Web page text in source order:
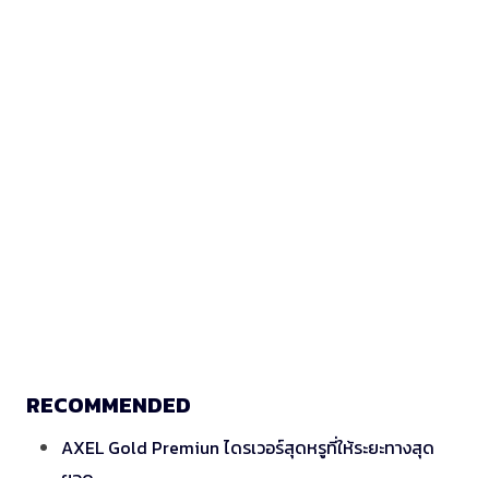
RECOMMENDED
AXEL Gold Premiun ไดรเวอร์สุดหรูที่ให้ระยะทางสุด